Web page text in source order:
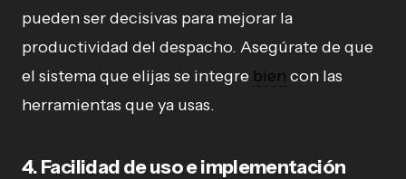
pueden ser decisivas para mejorar la
productividad del despacho. Asegúrate de que
el sistema que elijas se integre bien con las
herramientas que ya usas.
4. Facilidad de uso e implementación